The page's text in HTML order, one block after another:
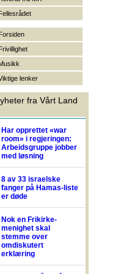
lenker
fra Vårt Land
Har opprettet «war
room» i regjeringen:
Arbeidsgruppe jobber
med løsning
8 av 33 israelske
fanger på Hamas-liste
er døde
Nok en Frikirke-
menighet skal
stemme over
omdiskutert
erklæring